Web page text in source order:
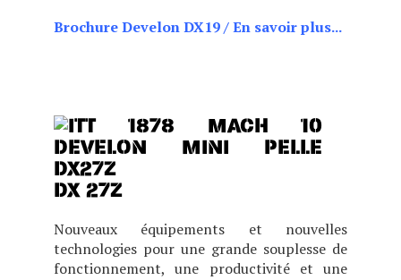
Brochure Develon DX19/En savoir plus...
DX 27Z
Nouveaux équipements et nouvelles
technologies pour une grande souplesse de
fonctionnement, une productivité et une